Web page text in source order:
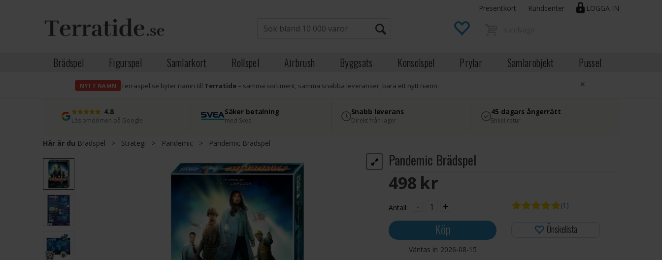
LOGGA IN
Presentkort Kundcenter
Brädspel Figurspel Samlarkort Rollspel Airbrush Byggsats Konsolspel Prylar Samlarobjekt Pussel
NYTT NAMN Terraspel.se byter namn till Terratide– samma sortiment, samma snabba leveranser, bara ett nytt namn. ×
4.8
Läs omdömen på Google
Säker betalning
med Svea
Snabb leverans
Direkt från lager
45 dagars ångerrätt
Enkel retur
Här är du Brädspel > Strategi > Pandemic > Pandemic Brädspel
Pandemic Brädspel
498 SEK
Antall: - +
Köp
Väntas in 2026-08-15
(1)
Önskelista